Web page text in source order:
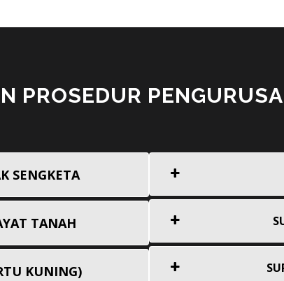
PROSEDUR
SENGKETA
TANAH
KUNING)